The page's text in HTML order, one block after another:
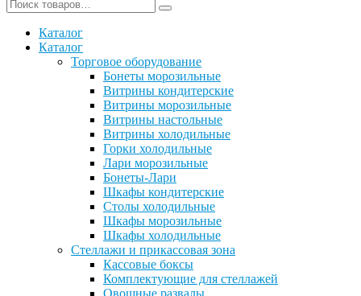
Каталог
Каталог
Торговое оборудование
Бонеты морозильные
Витрины кондитерские
Витрины морозильные
Витрины настольные
Витрины холодильные
Горки холодильные
Лари морозильные
Бонеты-Лари
Шкафы кондитерские
Столы холодильные
Шкафы морозильные
Шкафы холодильные
Стеллажи и прикассовая зона
Кассовые боксы
Комплектующие для стеллажей
Овощные развалы